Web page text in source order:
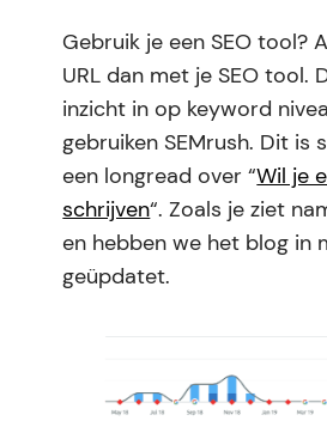
Gebruik je een SEO tool?
URL dan met je SEO tool.
inzicht in op keyword
gebruiken SEMrush. Dit is
een longread over “Wil je
schrijven“. Zoals je ziet
en hebben we het blog in
geüpdatet.